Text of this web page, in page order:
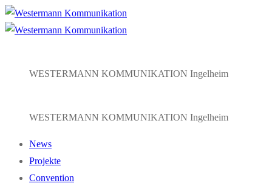
Zum
Inhalt
Menü
Schließen
WESTERMANN KOMMUNIKATION Ingelheim
WESTERMANN KOMMUNIKATION Ingelheim
News
Projekte
Convention